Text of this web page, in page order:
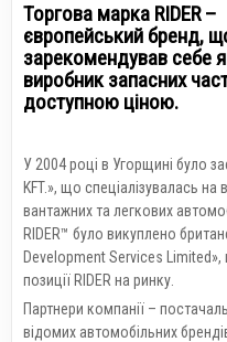
Торгова марка RIDER –
європейський бренд,
зарекомендував себе
виробник запасних
доступною ціною.
У 2004 році в Угорщині було
KFT.», що спеціалізувалась
вантажних та легкових
RIDER™ було викуплено
Development Services
позиції RIDER на ринку.
Партнери компанії –
відомих автомобільних